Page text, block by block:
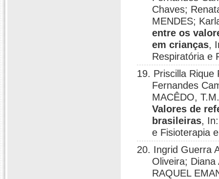
Chaves;
MENDES;
entre os
em crianças,
Respiratória e
19. Priscilla Rique
Fernandes
MACÊDO,
Valores de
brasileiras,
e Fisioterapia
20. Ingrid Guerra
Oliveira;
RAQUEL